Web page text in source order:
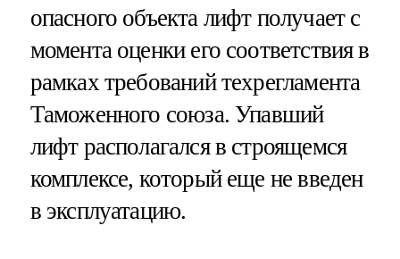
опасного объекта лифт получает с
момента оценки его соответствия в
рамках требований техрегламента
Таможенного союза. Упавший
лифт располагался в строящемся
комплексе, который еще не введен
в эксплуатацию.